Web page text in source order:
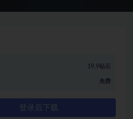
19.9钻石
免费
登录后下载